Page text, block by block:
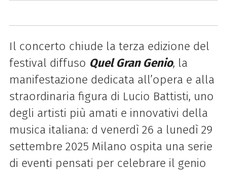
Il concerto chiude la terza edizione del
festival diffuso Quel Gran Genio, la
manifestazione dedicata all’opera e alla
straordinaria figura di Lucio Battisti, uno
degli artisti più amati e innovativi della
musica italiana: d venerdì 26 a lunedì 29
settembre 2025 Milano ospita una serie
di eventi pensati per celebrare il genio